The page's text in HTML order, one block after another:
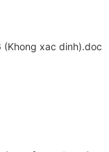
xac dinh).doc